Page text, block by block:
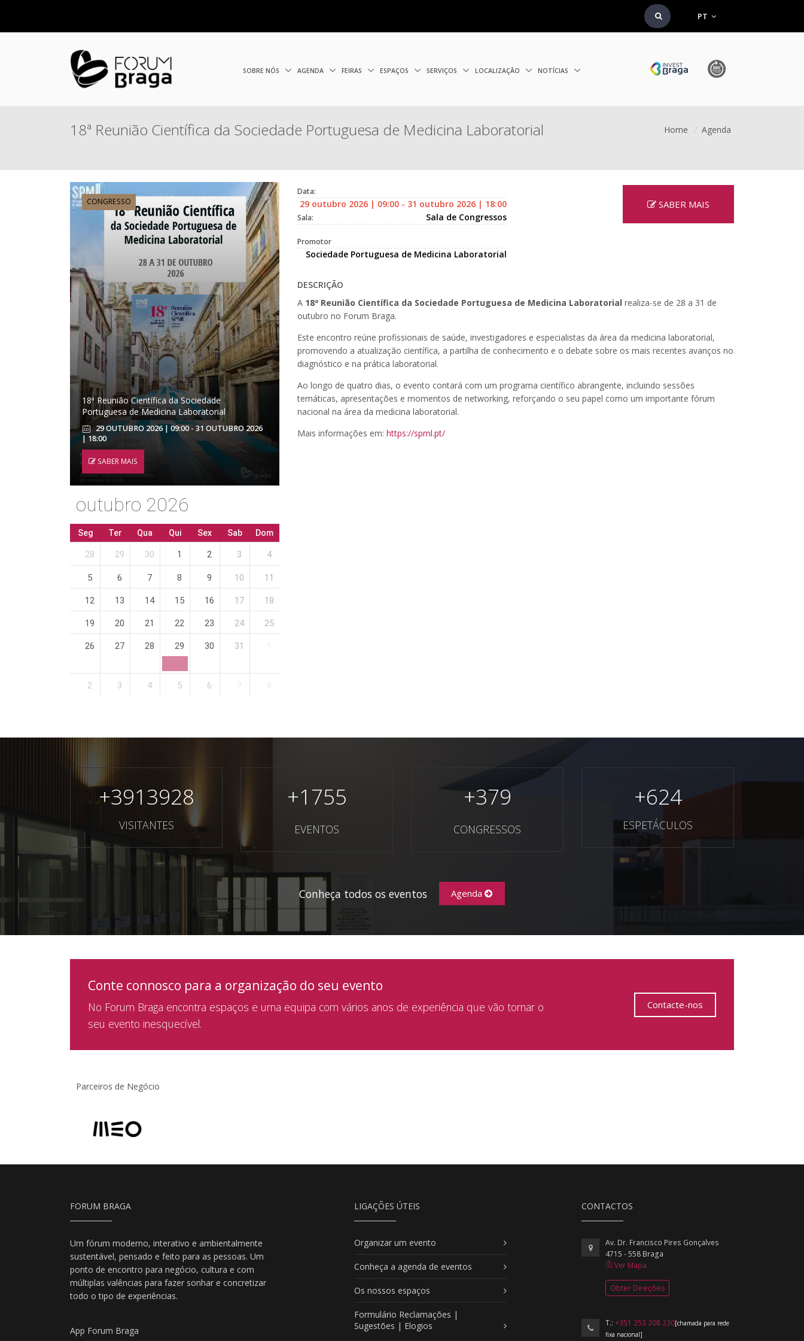
PT
SOBRE NÓS AGENDA FEIRAS ESPAÇOS SERVIÇOS LOCALIZAÇÃO NOTÍCIAS
18ª Reunião Científica da Sociedade Portuguesa de Medicina Laboratorial Home / Agenda
CONGRESSO
18ª Reunião Científica da Sociedade
Portuguesa de Medicina Laboratorial
29 OUTUBRO 2026 | 09:00 - 31 OUTUBRO 2026
| 18:00
SABER MAIS
outubro 2026
Seg Ter Qua Qui Sex Sab Dom
28 29 30 1 2 3 4
5 6 7 8 9 10 11
12 13 14 15 16 17 18
19 20 21 22 23 24 25
26 27 28 29 30 31
2 3 4 5 6
Data:
29 outubro 2026 | 09:00 - 31 outubro 2026 | 18:00
Sala: Sala de Congressos
Promotor
Sociedade Portuguesa de Medicina Laboratorial
SABER MAIS
DESCRIÇÃO
A 18ª Reunião Científica da Sociedade Portuguesa de Medicina Laboratorial realiza-se de 28 a 31 de
outubro no Forum Braga.
Este encontro reúne profissionais de saúde, investigadores e especialistas da área da medicina laboratorial,
promovendo a atualização científica, a partilha de conhecimento e o debate sobre os mais recentes avanços no
diagnóstico e na prática laboratorial.
Ao longo de quatro dias, o evento contará com um programa científico abrangente, incluindo sessões
temáticas, apresentações e momentos de networking, reforçando o seu papel como um importante fórum
nacional na área da medicina laboratorial.
Mais informações em: https://spml.pt/
+3913928
VISITANTES
+1755
EVENTOS
+379
CONGRESSOS
+624
ESPETÁCULOS
Conheça todos os eventos Agenda
Conte connosco para a organização do seu evento
No Forum Braga encontra espaços e uma equipa com vários anos de experiência que vão tornar o
seu evento inesquecível.
Contacte-nos
Parceiros de Negócio
FORUM BRAGA
Um fórum moderno, interativo e ambientalmente
sustentável, pensado e feito para as pessoas. Um
ponto de encontro para negócio, cultura e com
múltiplas valências para fazer sonhar e concretizar
todo o tipo de experiências.
App Forum Braga
LIGAÇÕES ÚTEIS
Organizar um evento
Conheça a agenda de eventos
Os nossos espaços
Formulário Reclamações |
Sugestões | Elogios
CONTACTOS
Av. Dr. Francisco Pires Gonçalves
4715 - 558 Braga
Ver Mapa
Obter Direções
T.: +351 253 208 230[chamada para rede
fixa nacional]